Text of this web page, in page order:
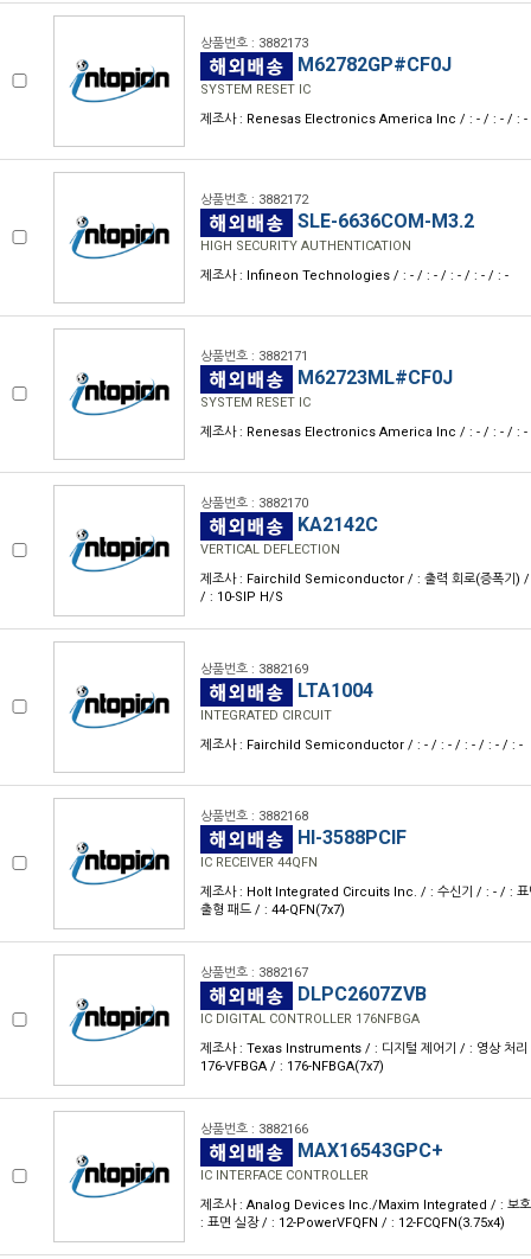
상품번호 : 3882173
M62782GP#CF0J
SYSTEM RESET IC
제조사 : Renesas Electronics America Inc / : - / : - / : -
상품번호 : 3882172
SLE-6636COM-M3.2
HIGH SECURITY AUTHENTICATION
제조사 : Infineon Technologies / : - / : - / : - / : - / : -
상품번호 : 3882171
M62723ML#CF0J
SYSTEM RESET IC
제조사 : Renesas Electronics America Inc / : - / : - / : -
상품번호 : 3882170
KA2142C
VERTICAL DEFLECTION
제조사 : Fairchild Semiconductor / : 출력 회로(증폭기)
/ : 10-SIP H/S
상품번호 : 3882169
LTA1004
INTEGRATED CIRCUIT
제조사 : Fairchild Semiconductor / : - / : - / : - / : - / : -
상품번호 : 3882168
HI-3588PCIF
IC RECEIVER 44QFN
제조사 : Holt Integrated Circuits Inc. / : 수신기 / : - / : 표
출형 패드 / : 44-QFN(7x7)
상품번호 : 3882167
DLPC2607ZVB
IC DIGITAL CONTROLLER 176NFBGA
제조사 : Texas Instruments / : 디지털 제어기 / : 영상 처리
176-VFBGA / : 176-NFBGA(7x7)
상품번호 : 3882166
MAX16543GPC+
IC INTERFACE CONTROLLER
제조사 : Analog Devices Inc./Maxim Integrated / : 보호
: 표면 실장 / : 12-PowerVFQFN / : 12-FCQFN(3.75x4)